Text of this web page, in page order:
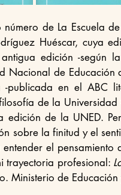
El segundo número de La
Huéscar, cuya
edición -según
Nacional de
-publicada en el ABC
de la
edición de la UNED.
sobre la finitud y el
el
trayectoria profesional:
Ministerio de